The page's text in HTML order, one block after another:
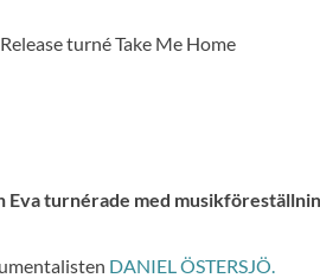
turné Take Me Home
Eva turnérade med
DANIEL ÖSTERSJÖ.